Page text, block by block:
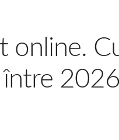
online.